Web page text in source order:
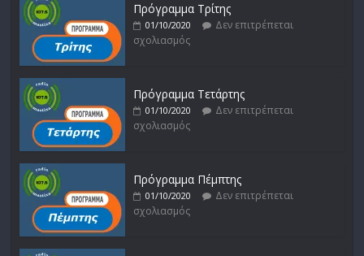
Πρόγραμμα Τρίτης
01/10/2020
Δεν επιτρέπεται
σχολιασμός
Πρόγραμμα Τετάρτης
01/10/2020
Δεν επιτρέπεται
σχολιασμός
Πρόγραμμα Πέμπτης
01/10/2020
Δεν επιτρέπεται
σχολιασμός